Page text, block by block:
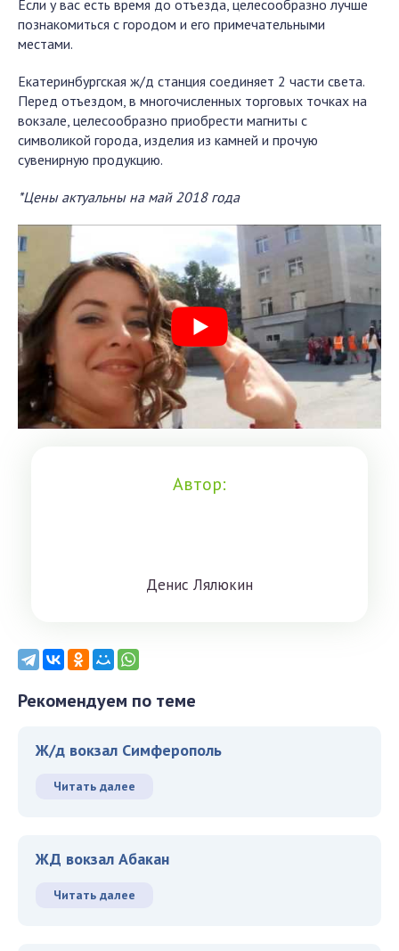
Если у вас есть время до отъезда, целесообразно лучше
познакомиться с городом и его примечательными
местами.
Екатеринбургская ж/д станция соединяет 2 части света.
Перед отъездом, в многочисленных торговых точках на
вокзале, целесообразно приобрести магниты с
символикой города, изделия из камней и прочую
сувенирную продукцию.
*Цены актуальны на май 2018 года
Автор:
Дeниc Лялюкин
Рекомендуем по теме
Ж/д вокзал Симферополь
Читать далее
ЖД вокзал Абакан
Читать далее